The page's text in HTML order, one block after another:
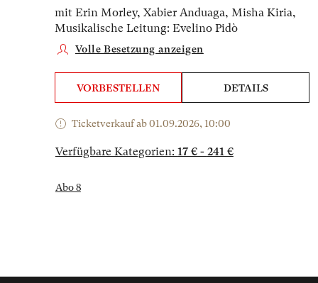
mit Erin Morley, Xabier Anduaga, Misha Kiria,
Musikalische Leitung: Evelino Pidò
Volle Besetzung anzeigen
VORBESTELLEN DETAILS
Ticketverkauf ab 01.09.2026, 10:00
Verfügbare Kategorien: 17 € - 241 €
Abo 8